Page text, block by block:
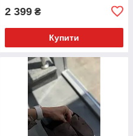
2 399 ₴
Купити